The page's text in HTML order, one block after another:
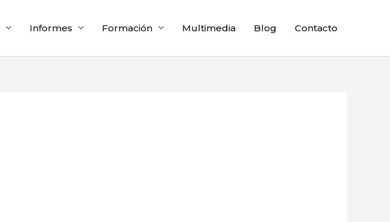
Informes Formación Multimedia Blog Contacto